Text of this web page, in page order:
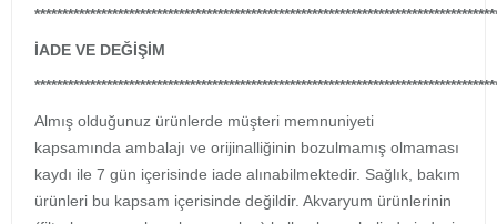
İADE VE DEĞİŞİM
Almış olduğunuz ürünlerde müşteri memnuniyeti
kapsamında ambalajı ve orijinalliğinin bozulmamış olmaması
kaydı ile 7 gün içerisinde iade alınabilmektedir. Sağlık, bakım
ürünleri bu kapsam içerisinde değildir. Akvaryum ürünlerinin